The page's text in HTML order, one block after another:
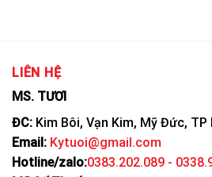
LIÊN HỆ
MS. TƯƠI
ĐC: Kim Bôi, Vạn Kim, Mỹ Đức, TP
Email: Kytuoi@gmail.com
Hotline/zalo:0383.202.089 -